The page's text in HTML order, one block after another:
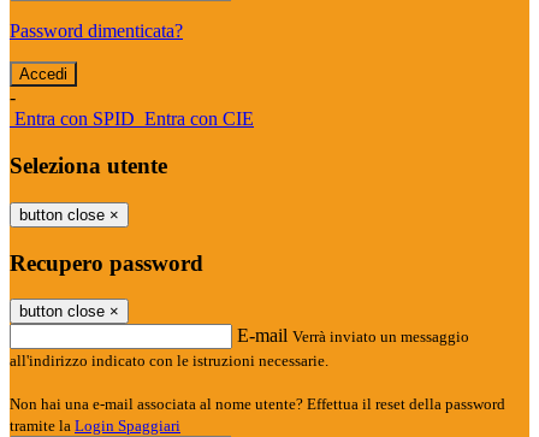
Password dimenticata?
-
Entra con SPID Entra con CIE
Seleziona utente
button close ×
Recupero password
button close ×
E-mail Verrà inviato un messaggio
all'indirizzo indicato con le istruzioni necessarie.
Non hai una e-mail associata al nome utente? Effettua il reset della password
tramite la Login Spaggiari